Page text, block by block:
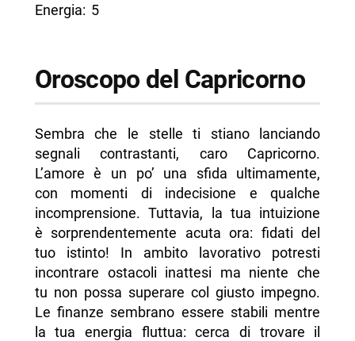
Energia: 5
Oroscopo del Capricorno
Sembra che le stelle ti stiano lanciando
segnali contrastanti, caro Capricorno.
L’amore è un po’ una sfida ultimamente,
con momenti di indecisione e qualche
incomprensione. Tuttavia, la tua intuizione
è sorprendentemente acuta ora: fidati del
tuo istinto! In ambito lavorativo potresti
incontrare ostacoli inattesi ma niente che
tu non possa superare col giusto impegno.
Le finanze sembrano essere stabili mentre
la tua energia fluttua: cerca di trovare il